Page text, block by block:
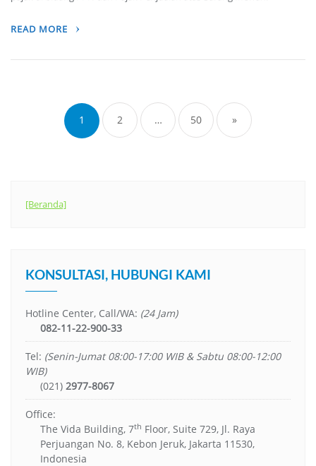
READ MORE
navigation
1 2 … 50 »
[Beranda]
KONSULTASI, HUBUNGI KAMI
Hotline Center, Call/WA: (24 Jam)
082-11-22-900-33
Tel: (Senin-Jumat 08:00-17:00 WIB & Sabtu 08:00-12:00
WIB)
(021) 2977-8067
Office:
The Vida Building, 7th Floor, Suite 729, Jl. Raya
Perjuangan No. 8, Kebon Jeruk, Jakarta 11530,
Indonesia